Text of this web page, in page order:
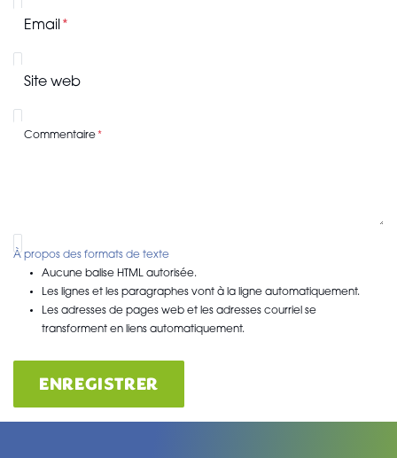
Email
Site web
Commentaire
À propos des formats de texte
Aucune balise HTML autorisée.
Les lignes et les paragraphes vont à la ligne automatiquement.
Les adresses de pages web et les adresses courriel se
transforment en liens automatiquement.
ENREGISTRER